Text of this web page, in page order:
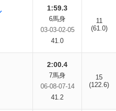
1:59.3
6馬身
03-03-02-05
41.0
11
(61.0)
2:00.4
7馬身
06-08-07-14
41.2
15
(122.6)